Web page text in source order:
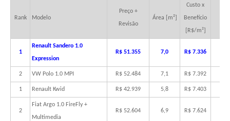
Rank Modelo
Preço +
Revisão
Área [m²]
Custo x
Benefício
[R$/m²]
1
Renault Sandero 1.0
Expression
R$ 51.355 7,0 R$ 7.336
2 VW Polo 1.0 MPI R$ 52.484 7,1 R$ 7.392
1 Renault Kwid R$ 42.939 5,8 R$ 7.403
2
Fiat Argo 1.0 FireFly +
Multimedia
R$ 52.604 6,9 R$ 7.624